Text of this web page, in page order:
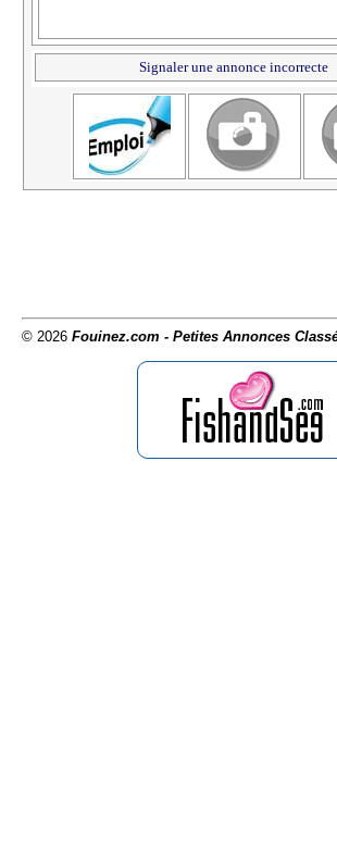
Signaler une annonce incorrecte
© 2026 Fouinez.com - Petites Annonces